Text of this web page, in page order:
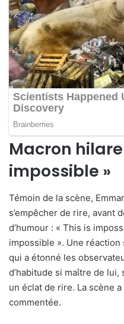
Macron hilare
impossible »
Témoin de la scène,
s’empêcher de rire, avant
d’humour : « This is
impossible ». Une
qui a étonné les
d’habitude si maître de lui,
un éclat de rire. La scène
commentée.